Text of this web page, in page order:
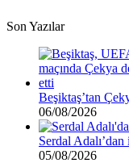
Son Yazılar
Beşiktaş’tan
06/08/2026
Serdal
05/08/2026